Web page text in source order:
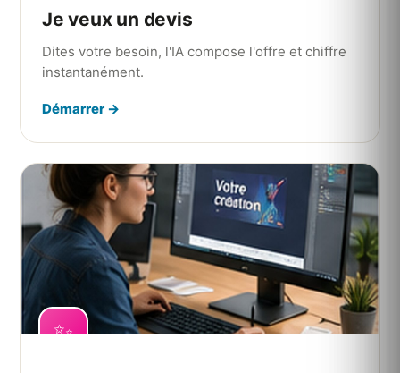
Je veux un devis
Dites votre besoin, l'IA compose l'offre et chiffre
instantanément.
Démarrer →
✨